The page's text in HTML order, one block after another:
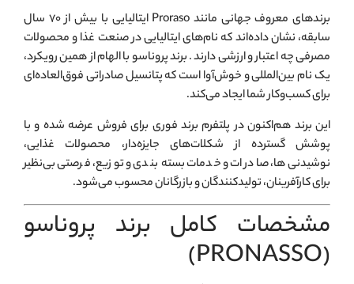
برندهای معروف جهانی مانند Proraso ایتالیایی با بیش از ۷۰ سال
سابقه، نشان داده‌اند که نام‌های ایتالیایی در صنعت غذا و محصولات
مصرفی چه اعتبار و ارزشی دارند. برند پروناسو با الهام از همین رویکرد،
یک نام بین‌المللی و خوش‌آوا است که پتانسیل صادراتی فوق‌العاده‌ای
برای کسب‌وکار شما ایجاد می‌کند.
این برند هم‌اکنون در پلتفرم برند فوری برای فروش عرضه شده و با
پوشش گسترده از شکلات‌های جایزه‌دار، محصولات غذایی،
نوشیدنی‌ها، صادرات و خدمات بسته‌بندی و توزیع، فرصتی بی‌نظیر
برای کارآفرینان، تولیدکنندگان و بازرگانان محسوب می‌شود.
مشخصات کامل برند پروناسو
(PRONASSO)